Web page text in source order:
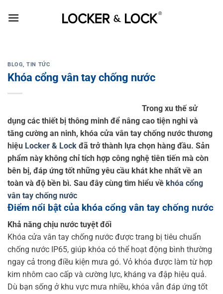
BLOG,TIN TỨC
Khóa cổng vân tay chống nước
Trong xu thế sử
dụng các thiết bị thông minh để nâng cao tiện nghi và
tăng cường an ninh, khóa cửa vân tay chống nước thương
hiệu Locker & Lock đã trở thành lựa chọn hàng đầu. Sản
phẩm này không chỉ tích hợp công nghệ tiên tiến mà còn
bên bị, đáp ứng tốt những yêu cầu khát khe nhất về an
toàn và độ bền bì. Sau đây cùng tìm hiểu về khóa cổng
vân tay chống nước
Điểm nổi bật của khóa cổng vân tay chống nước
Khả năng chịu nước tuyệt đối
Khóa cửa vân tay chống nước được trang bị tiêu chuẩn
chống nước IP65, giúp khóa có thể hoạt động bình thường
ngay cả trong điều kiện mưa gó. Vỏ khóa được làm từ hợp
kim nhôm cao cấp và cường lực, kháng va đập hiệu quả.
Dù bạn sống ở khu vực mưa nhiều, khóa vẫn đáp ứng tốt